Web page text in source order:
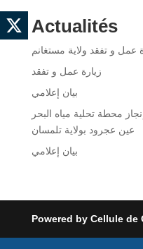
Actualités
عمل و تفقد ولاية مستغانم
زيارة عمل و تفقد
بيان إعلامي
محطة تحلية مياه البحر
عين عجرود بولاية تلمسان
بيان إعلامي
Powered by Cellule de